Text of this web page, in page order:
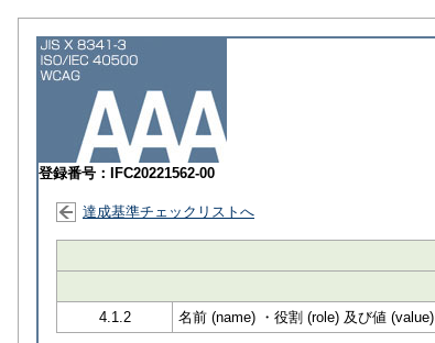
登録番号：IFC20221562-00
達成基準チェックリストへ
4.1.2
名前 (name) ・役割 (role) 及び値 (value)